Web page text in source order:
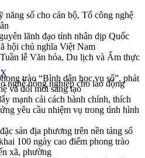
năng số cho cán bộ, Tổ công nghệ
lãnh đạo tỉnh nhân dịp Quốc
hội chủ nghĩa Việt Nam
lễ Văn hóa, Du lịch và Ẩm thực
trào “Bình dân học vụ số”, phát
và đổi mới sáng tạo
mạnh cải cách hành chính, thích
yêu cầu nhiệm vụ trong tình hình
sản địa phương trên nền tảng số
100 ngày cao điểm phong trào
xã, phường
nghề nông nghiệp cho lao động